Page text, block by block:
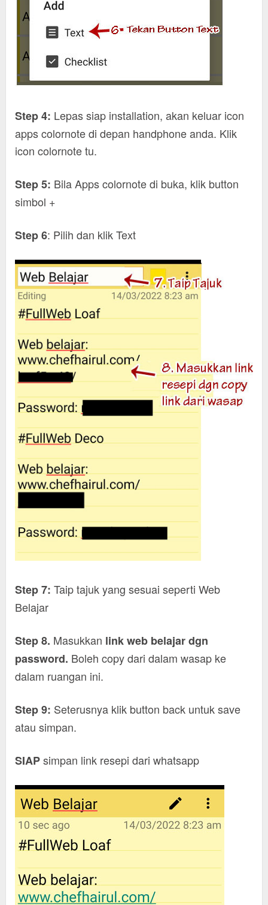
Step 4: Lepas siap installation, akan keluar icon
apps colornote di depan handphone anda. Klik
icon colornote tu.
Step 5: Bila Apps colornote di buka, klik button
simbol +
Step 6: Pilih dan klik Text
Step 7: Taip tajuk yang sesuai seperti Web
Belajar
Step 8. Masukkan link web belajar dgn
password. Boleh copy dari dalam wasap ke
dalam ruangan ini.
Step 9: Seterusnya klik button back untuk save
atau simpan.
SIAPsimpan link resepi dari whatsapp